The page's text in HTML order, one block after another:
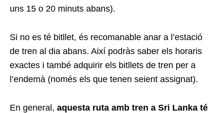
uns 15 o 20 minuts abans).
Si no es té bitllet, és recomanable anar a l’estació
de tren al dia abans. Així podràs saber els horaris
exactes i també adquirir els bitllets de tren per a
l’endemà (només els que tenen seient assignat).
En general, aquesta ruta amb tren a Sri Lanka té